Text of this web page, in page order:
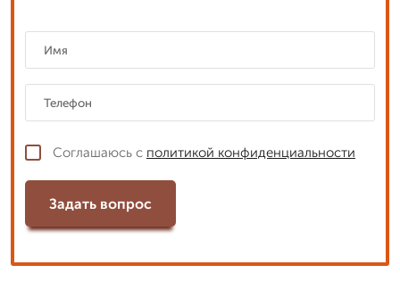
Соглашаюсь с политикой конфиденциальности
Задать вопрос